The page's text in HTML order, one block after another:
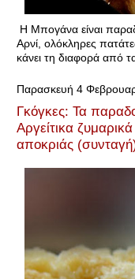
Η Μπογάνα είναι
Αρνί, ολόκληρες
κάνει τη διαφορά από
Παρασκευή 4
Γκόγκες: Τα
Αργείτικα
αποκριάς